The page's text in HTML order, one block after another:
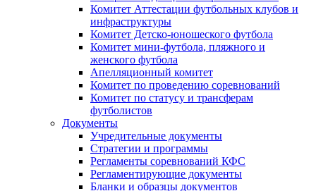
Комитет Аттестации футбольных клубов и
инфраструктуры
Комитет Детско-юношеского футбола
Комитет мини-футбола, пляжного и
женского футбола
Апелляционный комитет
Комитет по проведению соревнований
Комитет по статусу и трансферам
футболистов
Документы
Учредительные документы
Стратегии и программы
Регламенты соревнований КФС
Регламентирующие документы
Бланки и образцы документов